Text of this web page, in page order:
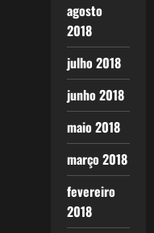
agosto
2018
julho 2018
junho 2018
maio 2018
março 2018
fevereiro
2018